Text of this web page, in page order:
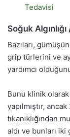
Tedavisi
Soğuk
Bazıları,
grip türlerini ve
yardımcı
Bunu klinik
yapılmıştır,
tıkanıklığından
aldı ve bunları iki